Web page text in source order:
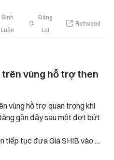
Bình
Luận
Đăng
Lại
Retweed
trên vùng hỗ trợ then
vùng hỗ trợ quan trọng khi
gần đây sau một đợt bứt
tiếp tục đưa Giá SHIB vào